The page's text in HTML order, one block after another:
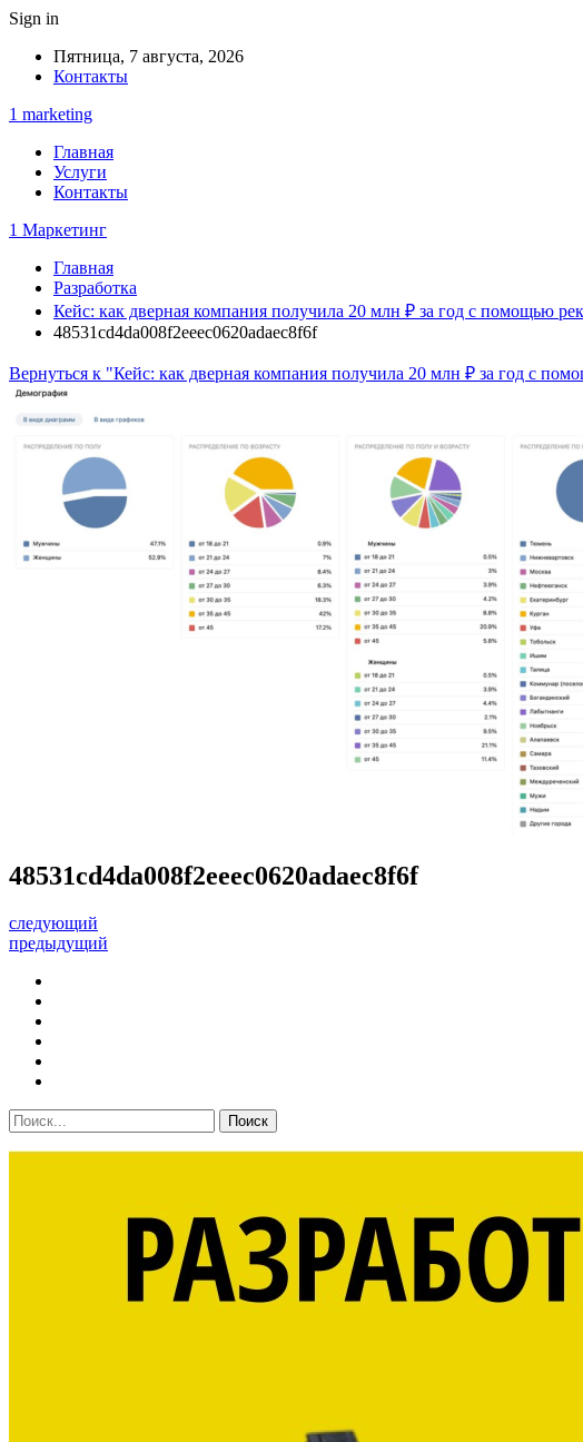
Sign in
Пятница, 7 августа, 2026
Контакты
1 marketing
Главная
Услуги
Контакты
1 Маркетинг
Главная
Разработка
Кейс: как дверная компания получила 20 млн ₽ за год с помощью
48531cd4da008f2eeec0620adaec8f6f
Вернуться к "Кейс: как дверная компания получила 20 млн ₽ за год с
48531cd4da008f2eeec0620adaec8f6f
следующий
предыдущий